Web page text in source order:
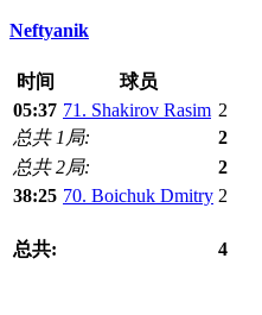
Neftyanik
时间 球员
05:37 71. Shakirov Rasim 2
总共 1局:
2
总共 2局:
2
38:25 70. Boichuk Dmitry 2
总共: 4